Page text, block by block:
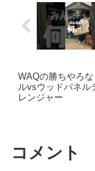
WAQの勝ちやろ
ルvsウッドパネル
レンジャー
コメント